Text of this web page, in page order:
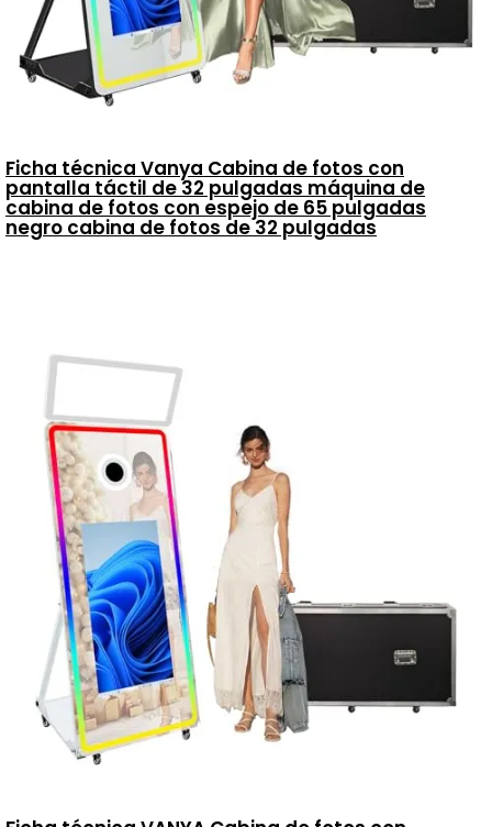
Ficha técnica Vanya Cabina de fotos con
pantalla táctil de 32 pulgadas máquina de
cabina de fotos con espejo de 65 pulgadas
negro cabina de fotos de 32 pulgadas